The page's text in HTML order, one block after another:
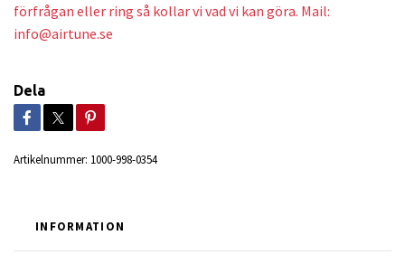
förfrågan eller ring så kollar vi vad vi kan göra. Mail:
info@airtune.se
Dela
Artikelnummer: 1000-998-0354
INFORMATION